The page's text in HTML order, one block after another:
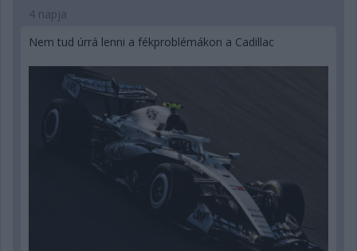
4 napja
Nem tud úrrá lenni a fékproblémákon a Cadillac